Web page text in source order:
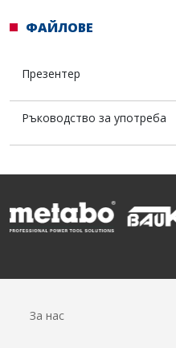
ФАЙЛОВЕ
Презентер
Ръководство за употреба
За нас